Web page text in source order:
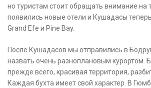
но туристам стоит обращать внимание на
появились новые отели и Кушадасы
Grand Efe и Pine Bay.
После Кушадасов мы отправились в
назвать очень разноплановым курортом.
прежде всего, красивая территория,
Каждая бухта имеет свой характер. В